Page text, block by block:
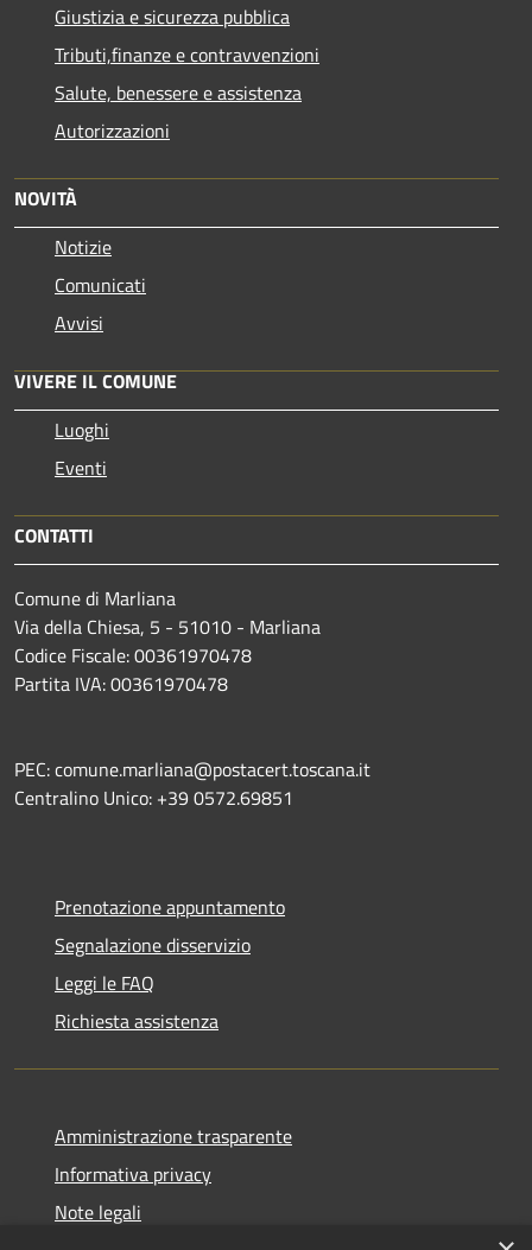
Giustizia e sicurezza pubblica
Tributi,finanze e contravvenzioni
Salute, benessere e assistenza
Autorizzazioni
NOVITÀ
Notizie
Comunicati
Avvisi
VIVERE IL COMUNE
Luoghi
Eventi
CONTATTI
Comune di Marliana
Via della Chiesa, 5 - 51010 - Marliana
Codice Fiscale: 00361970478
Partita IVA: 00361970478
PEC: comune.marliana@postacert.toscana.it
Centralino Unico: +39 0572.69851
Prenotazione appuntamento
Segnalazione disservizio
Leggi le FAQ
Richiesta assistenza
Amministrazione trasparente
Informativa privacy
Note legali